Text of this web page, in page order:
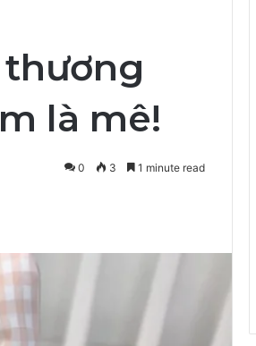
là mê!
0 3 1 minute read